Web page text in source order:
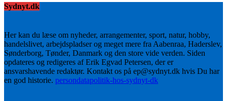
Sydnyt.dk
Her kan du læse om nyheder, arrangementer, sport, natur, hobby,
handelslivet, arbejdspladser og meget mere fra Aabenraa, Haderslev,
Sønderborg, Tønder, Danmark og den store vide verden. Siden
opdateres og redigeres af Erik Egvad Petersen, der er
ansvarshavende redaktør. Kontakt os på ep@sydnyt.dk hvis Du har
en god historie. persondatapolitik-hos-sydnyt-dk